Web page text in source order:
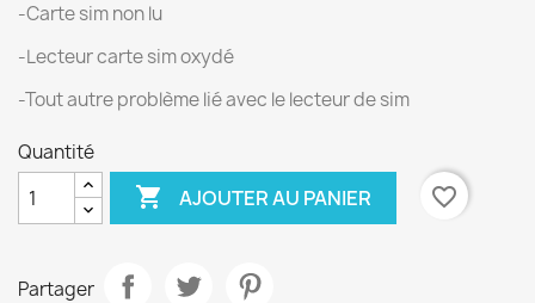
-Carte sim non lu
-Lecteur carte sim oxydé
-Tout autre problème lié avec le lecteur de sim
Quantité
 AJOUTER AU PANIER favorite_border
Partager